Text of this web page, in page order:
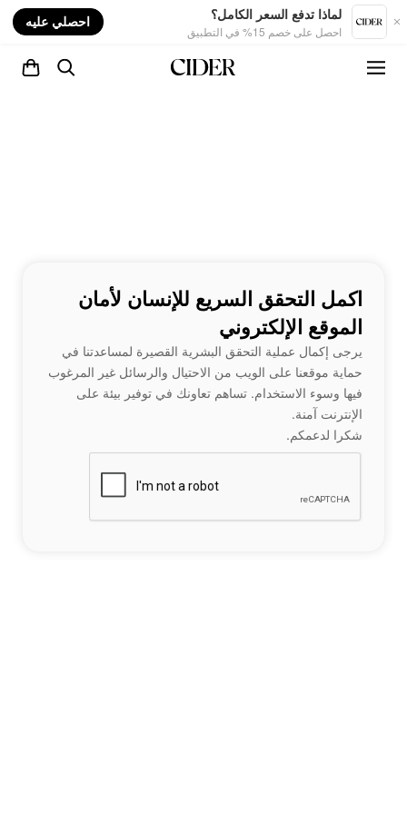
لماذا تدفع السعر الكامل؟
احصل على خصم 15% في التطبيق
احصلي عليه
اكمل التحقق السريع للإنسان لأمان
الموقع الإلكتروني
يرجى إكمال عملية التحقق البشرية القصيرة لمساعدتنا في
حماية موقعنا على الويب من الاحتيال والرسائل غير المرغوب
فيها وسوء الاستخدام. تساهم تعاونك في توفير بيئة على
الإنترنت آمنة.
شكرا لدعمكم.